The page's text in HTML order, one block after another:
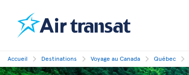
Accueil Destinations Voyage au Canada Québec